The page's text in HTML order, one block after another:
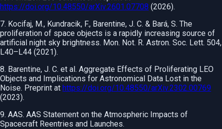
https://doi.org/10.48550/arXiv.2601.07708 (2026).
7. Kocifaj, M., Kundracik, F., Barentine, J. C. & Bará, S. The
proliferation of space objects is a rapidly increasing source of
artificial night sky brightness. Mon. Not. R. Astron. Soc. Lett. 504,
L40–L44 (2021).
8. Barentine, J. C. et al. Aggregate Effects of Proliferating LEO
Objects and Implications for Astronomical Data Lost in the
Noise. Preprint at https://doi.org/10.48550/arXiv.2302.00769
(2023).
9. AAS. AAS Statement on the Atmospheric Impacts of
Spacecraft Reentries and Launches.